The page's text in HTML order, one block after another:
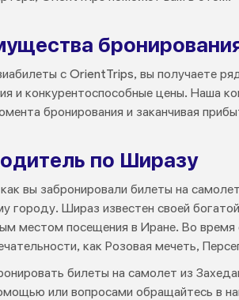
с OrientTrips, вы получаете
и конкурентоспособные цены. Наша
бронирования и заканчивая
по Ширазу
вы забронировали билеты на
городу. Шираз известен своей
местом посещения в Иране. Во время
как Розовая мечеть,
билеты на самолет из
или вопросами обращайтесь в